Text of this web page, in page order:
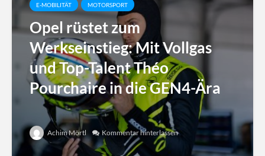
E-MOBILITÄT MOTORSPORT
Opel rüstet zum
Werkseinstieg: Mit Vollgas
und Top-Talent Théo
Pourchaire in die GEN4-Ära
Achim Mörtl Kommentar hinterlassen